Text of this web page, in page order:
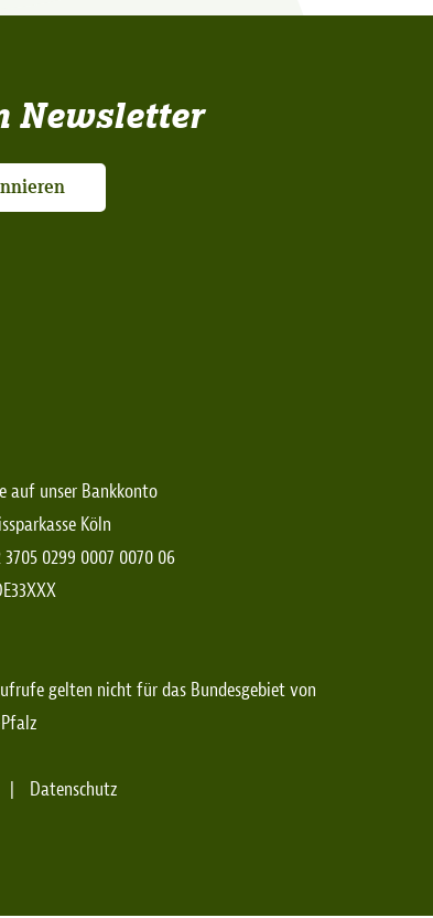
Newsletter
auf unser Bankkonto
Köln
3705 0299 0007 0070 06
gelten nicht für das Bundesgebiet von
Datenschutz